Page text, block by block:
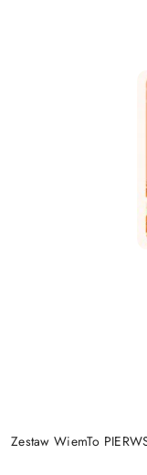
Zestaw WiemTo